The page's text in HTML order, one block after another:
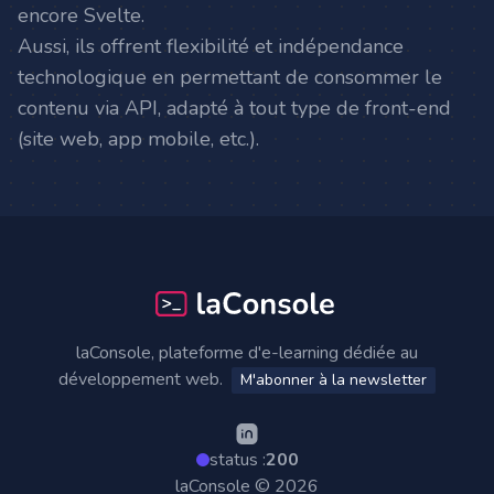
encore Svelte.
Aussi, ils offrent flexibilité et indépendance
technologique en permettant de consommer le
contenu via API, adapté à tout type de front-end
(site web, app mobile, etc.).
laConsole, plateforme d'e-learning dédiée au
développement web.
M'abonner à la newsletter
status :200
laConsole © 2026